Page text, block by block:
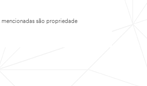
mencionadas são propriedade